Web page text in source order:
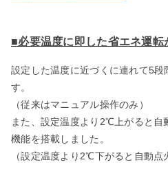
■必要温度に即した省エネ運転
設定した温度に近づくに連れて5段
す。
（従来はマニュアル操作のみ）
また、設定温度より2℃上がると自
機能を搭載しました。
（設定温度より2℃下がると自動点